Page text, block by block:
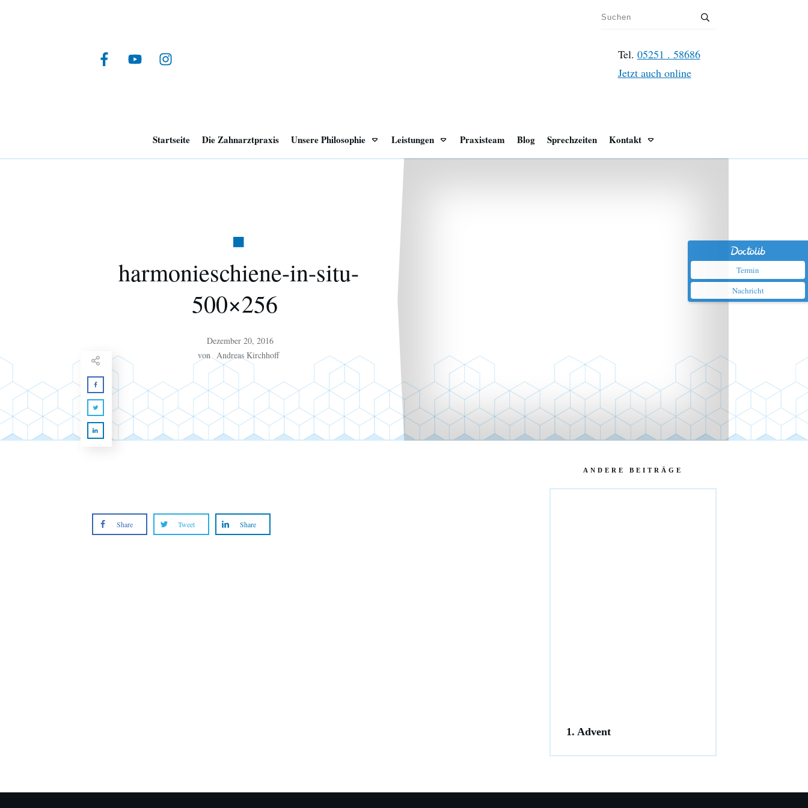
Termin
Nachricht
Tel. 05251 . 58686
Jetzt auch online
Startseite Die Zahnarztpraxis Unsere Philosophie Leistungen Praxisteam Blog Sprechzeiten Kontakt
harmonieschiene-in-situ-
500×256
Dezember 20, 2016
von Andreas Kirchhoff
Share Tweet Share
ANDERE BEITRÄGE
1. Advent